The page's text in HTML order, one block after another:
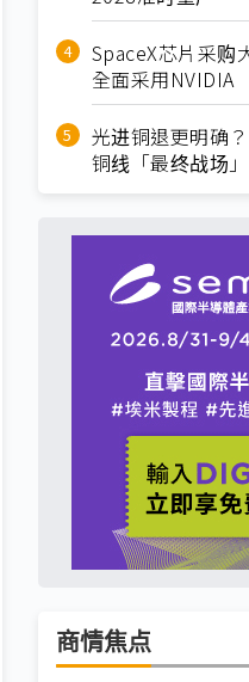
SpaceX芯片采
全面采用NVIDIA
光进铜退更明确
铜线「最终战场」
商情焦点